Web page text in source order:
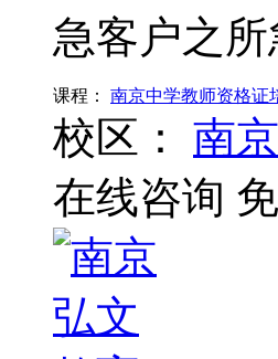
急客户之
课程： 南京中学教师资格证
校区： 南
在线咨询